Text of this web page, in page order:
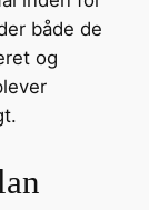
både de
og